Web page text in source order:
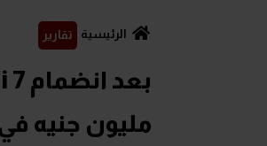
الرئيسية تقارير
مليون جنيه